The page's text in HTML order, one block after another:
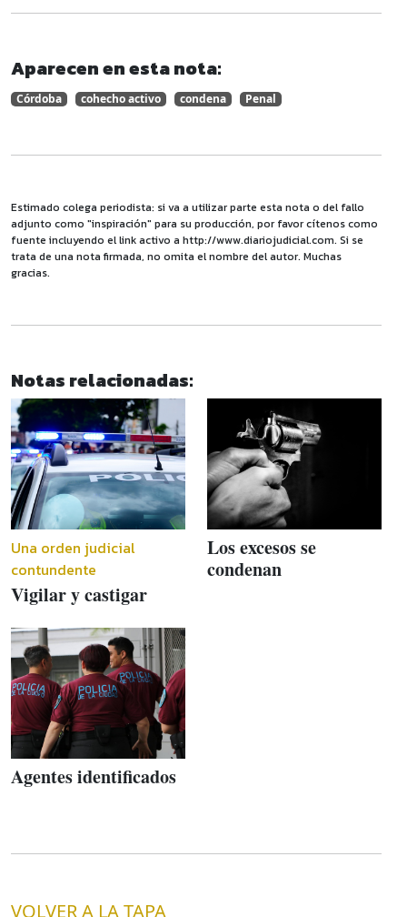
Aparecen en esta nota:
Córdoba cohecho activo condena Penal
Estimado colega periodista: si va a utilizar parte esta nota o del fallo
adjunto como "inspiración" para su producción, por favor cítenos como
fuente incluyendo el link activo a http://www.diariojudicial.com. Si se
trata de una nota firmada, no omita el nombre del autor. Muchas
gracias.
Notas relacionadas:
Una orden judicial
contundente
Vigilar y castigar
Los excesos se
condenan
Agentes identificados
VOLVER A LA TAPA